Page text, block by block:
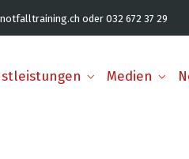
oder 032 672 37 29
Medien